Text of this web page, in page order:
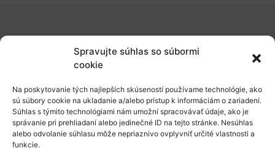
Spravujte súhlas so súbormi
cookie
Na poskytovanie tých najlepších skúseností používame technológie, ako
sú súbory cookie na ukladanie a/alebo prístup k informáciám o zariadení.
Súhlas s týmito technológiami nám umožní spracovávať údaje, ako je
správanie pri prehliadaní alebo jedinečné ID na tejto stránke. Nesúhlas
alebo odvolanie súhlasu môže nepriaznivo ovplyvniť určité vlastnosti a
funkcie.
Financovanie a podpora
Stáže a pobyty
Novinky